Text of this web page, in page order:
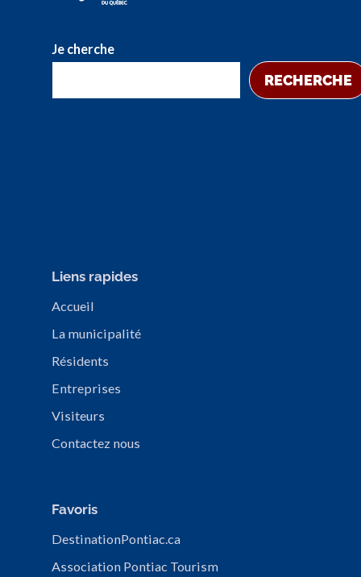
Je cherche
RECHERCHE
Liens rapides
Accueil
La municipalité
Résidents
Entreprises
Visiteurs
Contactez nous
Favoris
DestinationPontiac.ca
Association Pontiac Tourism